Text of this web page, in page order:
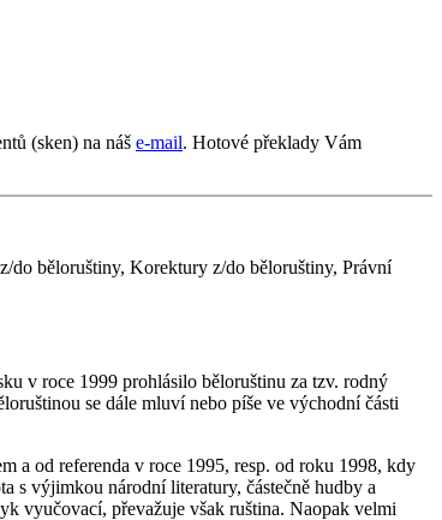
(sken) na náš e-mail. Hotové překlady Vám
do běloruštiny, Korektury z/do běloruštiny, Právní
v roce 1999 prohlásilo běloruštinu za tzv. rodný
se dále mluví nebo píše ve východní části
a od referenda v roce 1995, resp. od roku 1998, kdy
s výjimkou národní literatury, částečně hudby a
vyučovací, převažuje však ruština. Naopak velmi